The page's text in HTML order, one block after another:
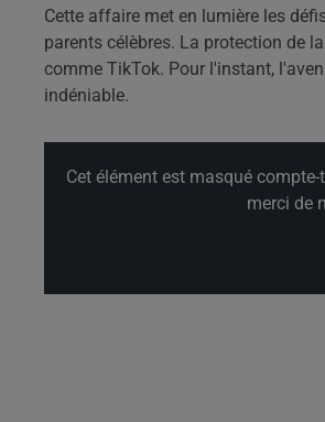
Cette affaire met en lumière les
parents célèbres. La protection de
comme TikTok. Pour l'instant,
indéniable.
Cet élément est masqué
merci de